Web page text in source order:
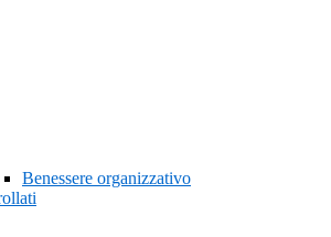
Benessere organizzativo